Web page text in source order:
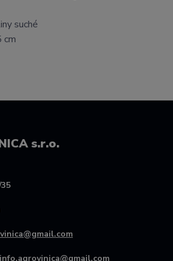
suché
cm
s.r.o.
info.agrovinica@gmail.com